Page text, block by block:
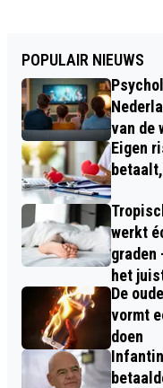
POPULAIR NIEUWS
van de
Eigen
werkt
graden
het
De
vormt
doen